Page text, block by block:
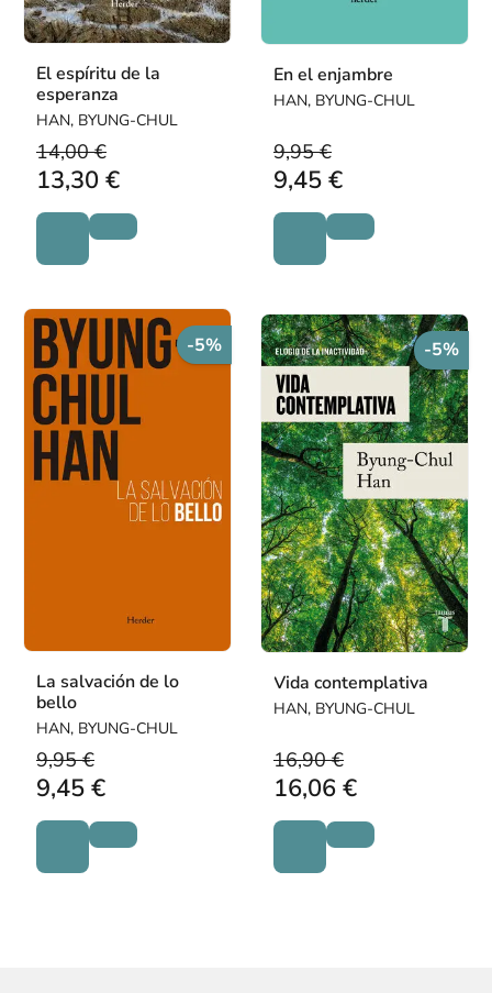
El espíritu de la
esperanza
HAN, BYUNG-CHUL
14,00 €
13,30 €
En el enjambre
HAN, BYUNG-CHUL
9,95 €
9,45 €
-5%
La salvación de lo
bello
HAN, BYUNG-CHUL
9,95 €
9,45 €
-5%
Vida contemplativa
HAN, BYUNG-CHUL
16,90 €
16,06 €